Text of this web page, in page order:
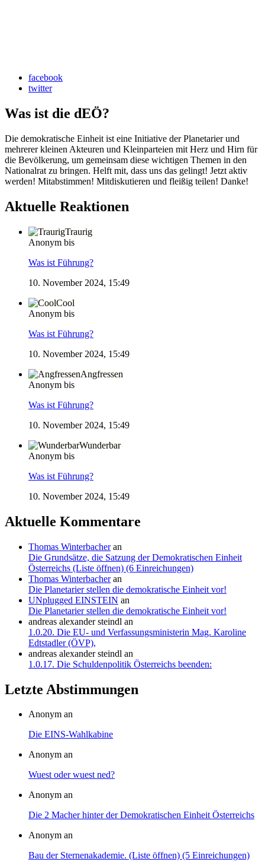
facebook
twitter
Was ist die dEÖ?
Die demokratische Einheit ist eine Initiative der Planetarier und
mehrerer kleinen Akteuren und Kleinparteien mit Herz und Hirn für
die Bevölkerung, um gemeinsam diese wichtigen Themen in den
Nationalrat zu bringen. Helft mit, dass uns das gelingt! Jetzt aktiv
werden! Mitabstimmen! Mitdiskutieren und fleißig teilen! Danke!
Aktuelle Reaktionen
Traurig
Anonym bis
Was ist Führung?
10. November 2024, 15:49
Cool
Anonym bis
Was ist Führung?
10. November 2024, 15:49
Angfressen
Anonym bis
Was ist Führung?
10. November 2024, 15:49
Wunderbar
Anonym bis
Was ist Führung?
10. November 2024, 15:49
Aktuelle Kommentare
Thomas Winterbacheran
Die Grundsätze, die Satzung der Demokratischen Einheit
Österreichs (Liste öffnen) (6 Einreichungen)
Thomas Winterbacheran
Die Planetarier stellen die demokratische Einheit vor!
UNplugged EINSTEIN an
Die Planetarier stellen die demokratische Einheit vor!
andreas alexander steindl an
1.0.20. Die EU- und Verfassungsministerin Mag. Karoline
Edtstadler (ÖVP),
andreas alexander steindl an
1.0.17. Die Schuldenpolitik Österreichs beenden:
Letzte Abstimmungen
Anonym an
Die EINS-Wahlkabine
Anonym an
Wuest oder wuest ned?
Anonym an
Die 2 Macher hinter der Demokratischen Einheit Österreichs
Anonym an
Bau der Sternenakademie. (Liste öffnen) (5 Einreichungen)